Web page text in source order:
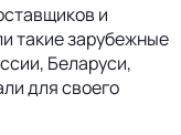
и
такие зарубежные
Беларуси,
для своего